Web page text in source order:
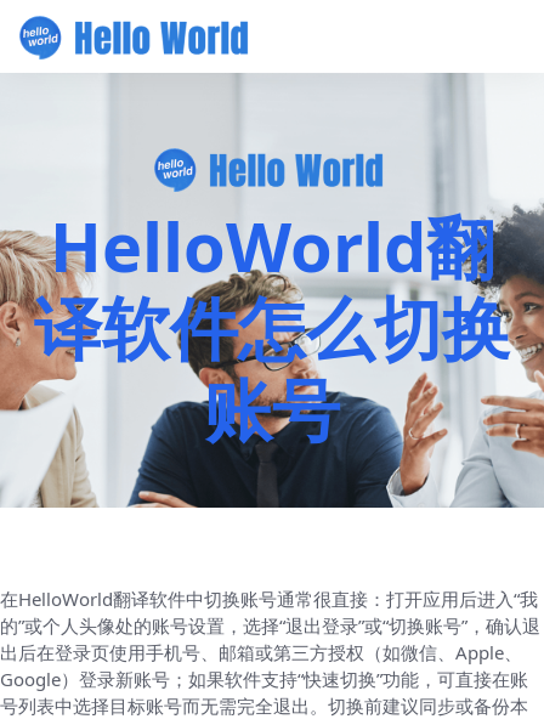
HelloWorld翻
译软件怎么切换
账号
在HelloWorld翻译软件中切换账号通常很直接：打开应用后进入“我
的”或个人头像处的账号设置，选择“退出登录”或“切换账号”，确认退
出后在登录页使用手机号、邮箱或第三方授权（如微信、Apple、
Google）登录新账号；如果软件支持“快速切换”功能，可直接在账
号列表中选择目标账号而无需完全退出。切换前建议同步或备份本